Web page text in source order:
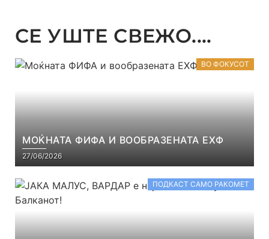
СЕ УШТЕ СВЕЖО....
ВО ФОКУСОТ
МОЌНАТА ФИФА И ВООБРАЗЕНАТА ЕХФ
27/06/2026
ПОДКАСТ САМО РАКОМЕТ